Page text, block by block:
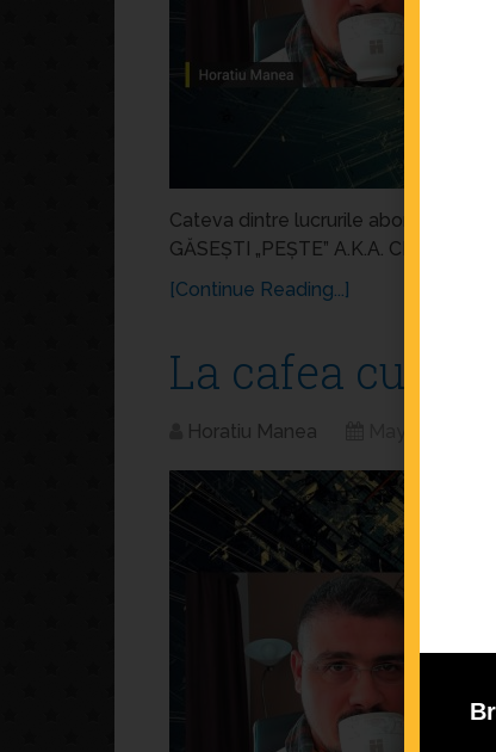
Cateva dintre lucrurile abordate
GĂSEȘTI „PEȘTE” A.K.A.
[Continue Reading...]
La cafea cu H,
Horatiu Manea